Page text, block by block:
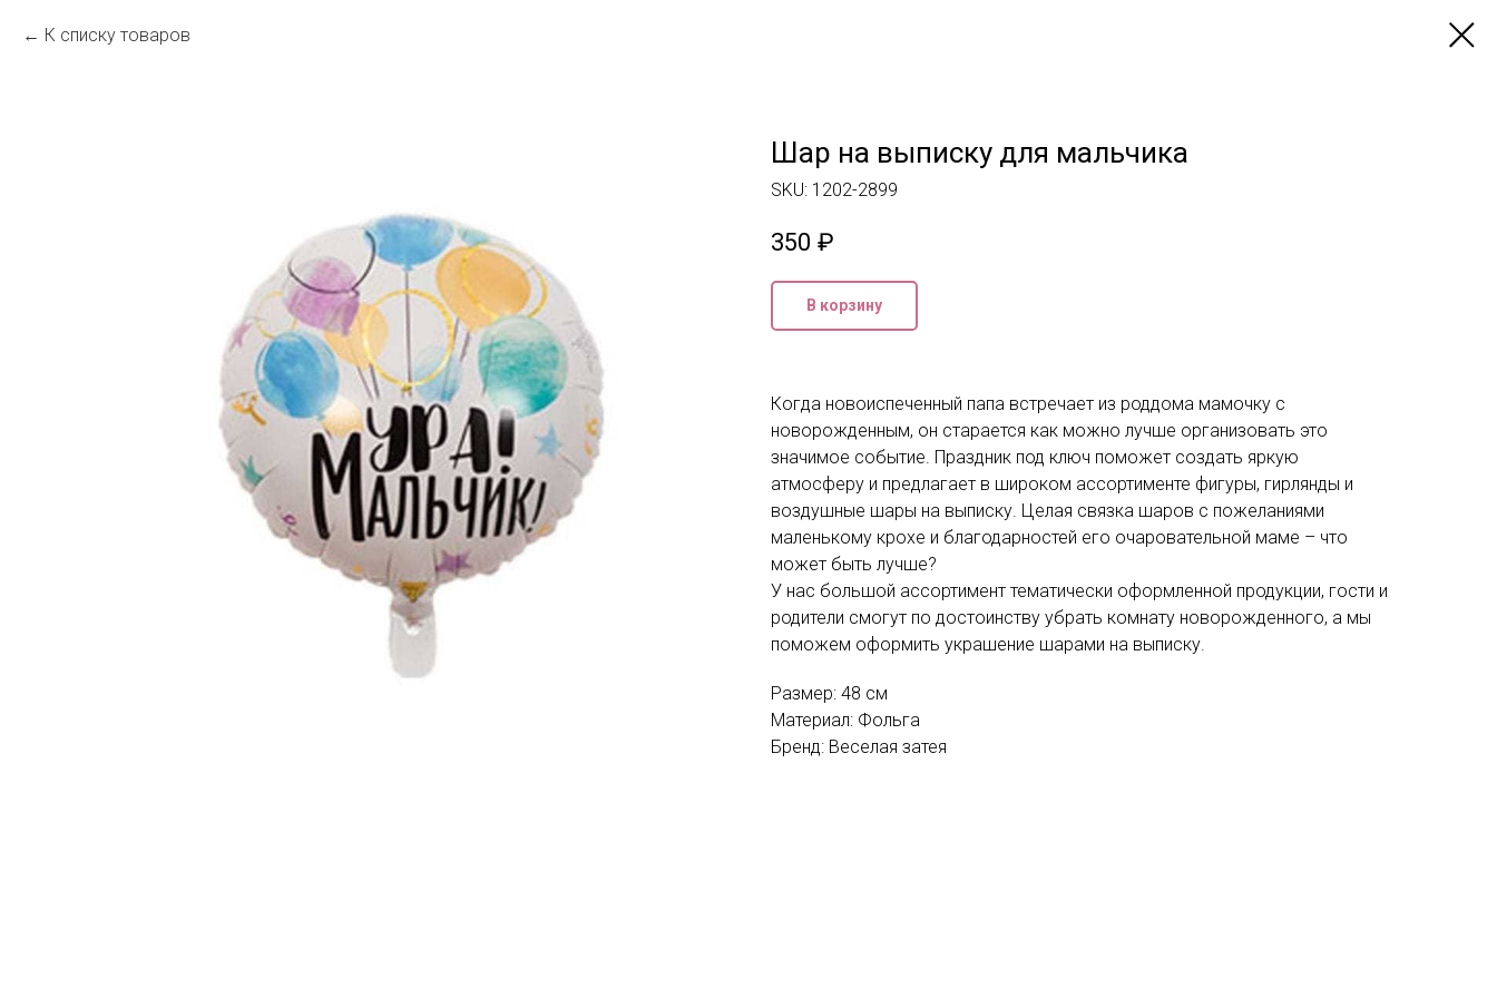
К списку товаров
Шар на выписку для мальчика
SKU: 1202-2899
350 ₽
В корзину
Когда новоиспеченный папа встречает из роддома мамочку с
новорожденным, он старается как можно лучше организовать это
значимое событие. Праздник под ключ поможет создать яркую
атмосферу и предлагает в широком ассортименте фигуры, гирлянды и
воздушные шары на выписку. Целая связка шаров с пожеланиями
маленькому крохе и благодарностей его очаровательной маме – что
может быть лучше?
У нас большой ассортимент тематически оформленной продукции, гости и
родители смогут по достоинству убрать комнату новорожденного, а мы
поможем оформить украшение шарами на выписку.
Размер: 48 см
Материал: Фольга
Бренд: Веселая затея